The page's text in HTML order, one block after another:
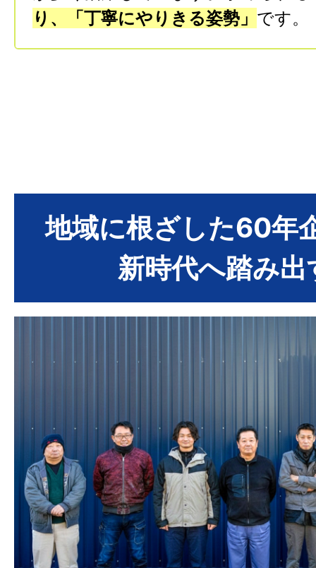
り、「丁寧にやりきる姿勢」 です。
地域に根ざした60年
新時代へ踏み出